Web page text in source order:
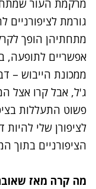
מרקמת העור
גורמת לציפורניים
מתחתיהן הופך
אפשריים לתופעה,
ממכונת הייבוש –
ג'ל, אבל קרו אצל
פשוט התעללות
לציפורן שלי
הציפורניים בתוך
מה קרה מאז